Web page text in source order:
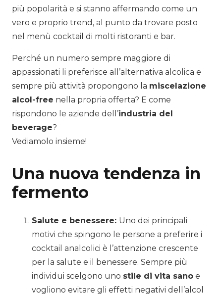
più popolarità e si stanno affermando come un
vero e proprio trend, al punto da trovare posto
nel menù cocktail di molti ristoranti e bar.
Perché un numero sempre maggiore di
appassionati li preferisce all’alternativa alcolica e
sempre più attività propongono la miscelazione
alcol-free nella propria offerta? E come
rispondono le aziende dell’industria del
beverage?
Vediamolo insieme!
Una nuova tendenza in
fermento
Salute e benessere: Uno dei principali
motivi che spingono le persone a preferire i
cocktail analcolici è l’attenzione crescente
per la salute e il benessere. Sempre più
individui scelgono uno stile di vita sano e
vogliono evitare gli effetti negativi dell’alcol